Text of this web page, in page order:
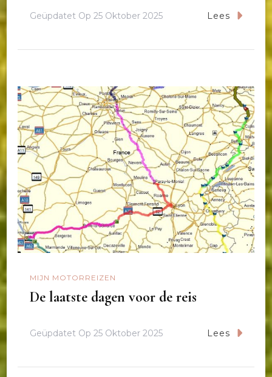
Geüpdatet Op 25 Oktober 2025 Lees
MIJN MOTORREIZEN
De laatste dagen voor de reis
Geüpdatet Op 25 Oktober 2025 Lees